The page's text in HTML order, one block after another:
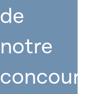
de
notre
concours